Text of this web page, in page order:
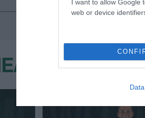
I want to allow Google
web or device